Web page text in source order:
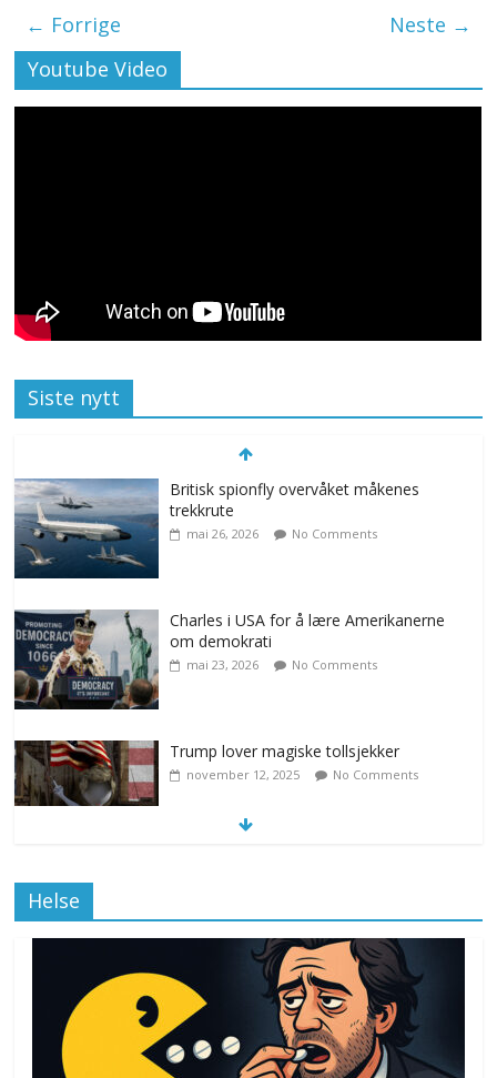
← Forrige
Neste →
Youtube Video
Siste nytt
Britisk spionfly overvåket måkenes
trekkrute
mai 26, 2026 No Comments
Charles i USA for å lære Amerikanerne
om demokrati
mai 23, 2026 No Comments
Trump lover magiske tollsjekker
november 12, 2025 No Comments
Drone stopper flytrafikken i Stockholm,
ekspert mistenker MDG
november 6, 2025 No Comments
Helse